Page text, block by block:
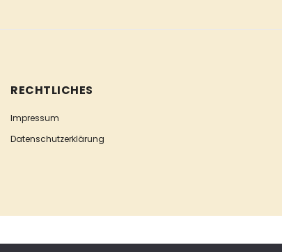
RECHTLICHES
Impressum
Datenschutzerklärung